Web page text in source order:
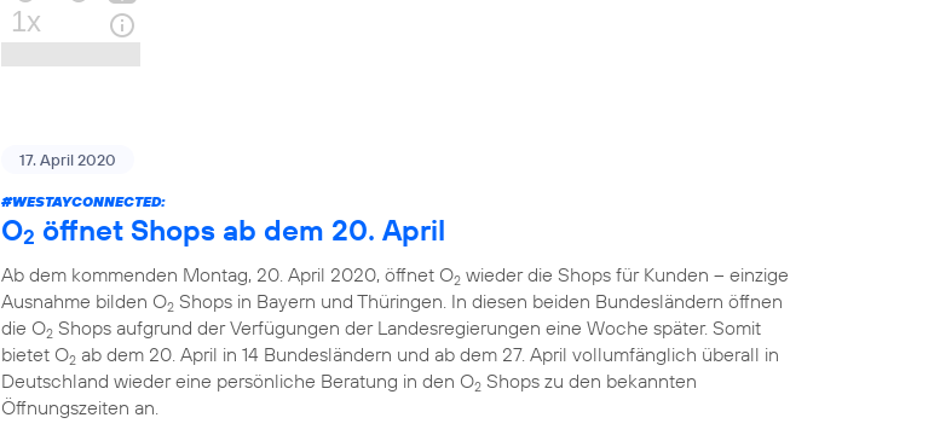
17. April 2020
#WESTAYCONNECTED:
O2 öffnet Shops ab dem 20. April
Ab dem kommenden Montag, 20. April 2020, öffnet O2 wieder die Shops für Kunden – einzige
Ausnahme bilden O2 Shops in Bayern und Thüringen. In diesen beiden Bundesländern öffnen
die O2 Shops aufgrund der Verfügungen der Landesregierungen eine Woche später. Somit
bietet O2 ab dem 20. April in 14 Bundesländern und ab dem 27. April vollumfänglich überall in
Deutschland wieder eine persönliche Beratung in den O2 Shops zu den bekannten
Öffnungszeiten an.